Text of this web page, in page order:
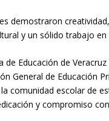
demostraron
y un sólido trabajo en
de Educación de Veracruz
General de Educación
comunidad escolar de
y compromiso